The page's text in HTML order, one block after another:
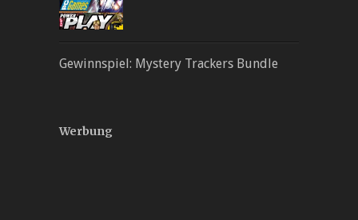
Gewinnspiel: Mystery Trackers Bundle
Werbung